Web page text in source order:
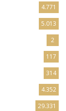
4.771
5.013
2
117
314
4.352
29.331